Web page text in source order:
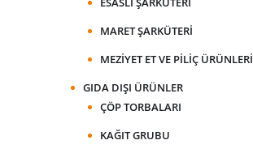
MARET ŞARKÜTERI
MEZIYET ET VE PILIÇ ÜRÜNLERI
GIDA DIŞI ÜRÜNLER
ÇÖP TORBALARI
KAĞIT GRUBU